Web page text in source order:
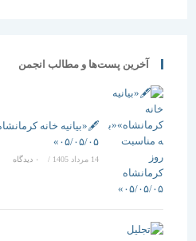
معماری ایران
آخرین پست‌ها و مطالب انجمن
🖋️«بیانیه خانه کرمانشاه»«به
۰۵/۰۵/۰۵»
/ ۰ دیدگاه